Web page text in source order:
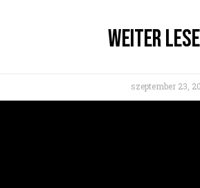
WEITER
szeptember 23,